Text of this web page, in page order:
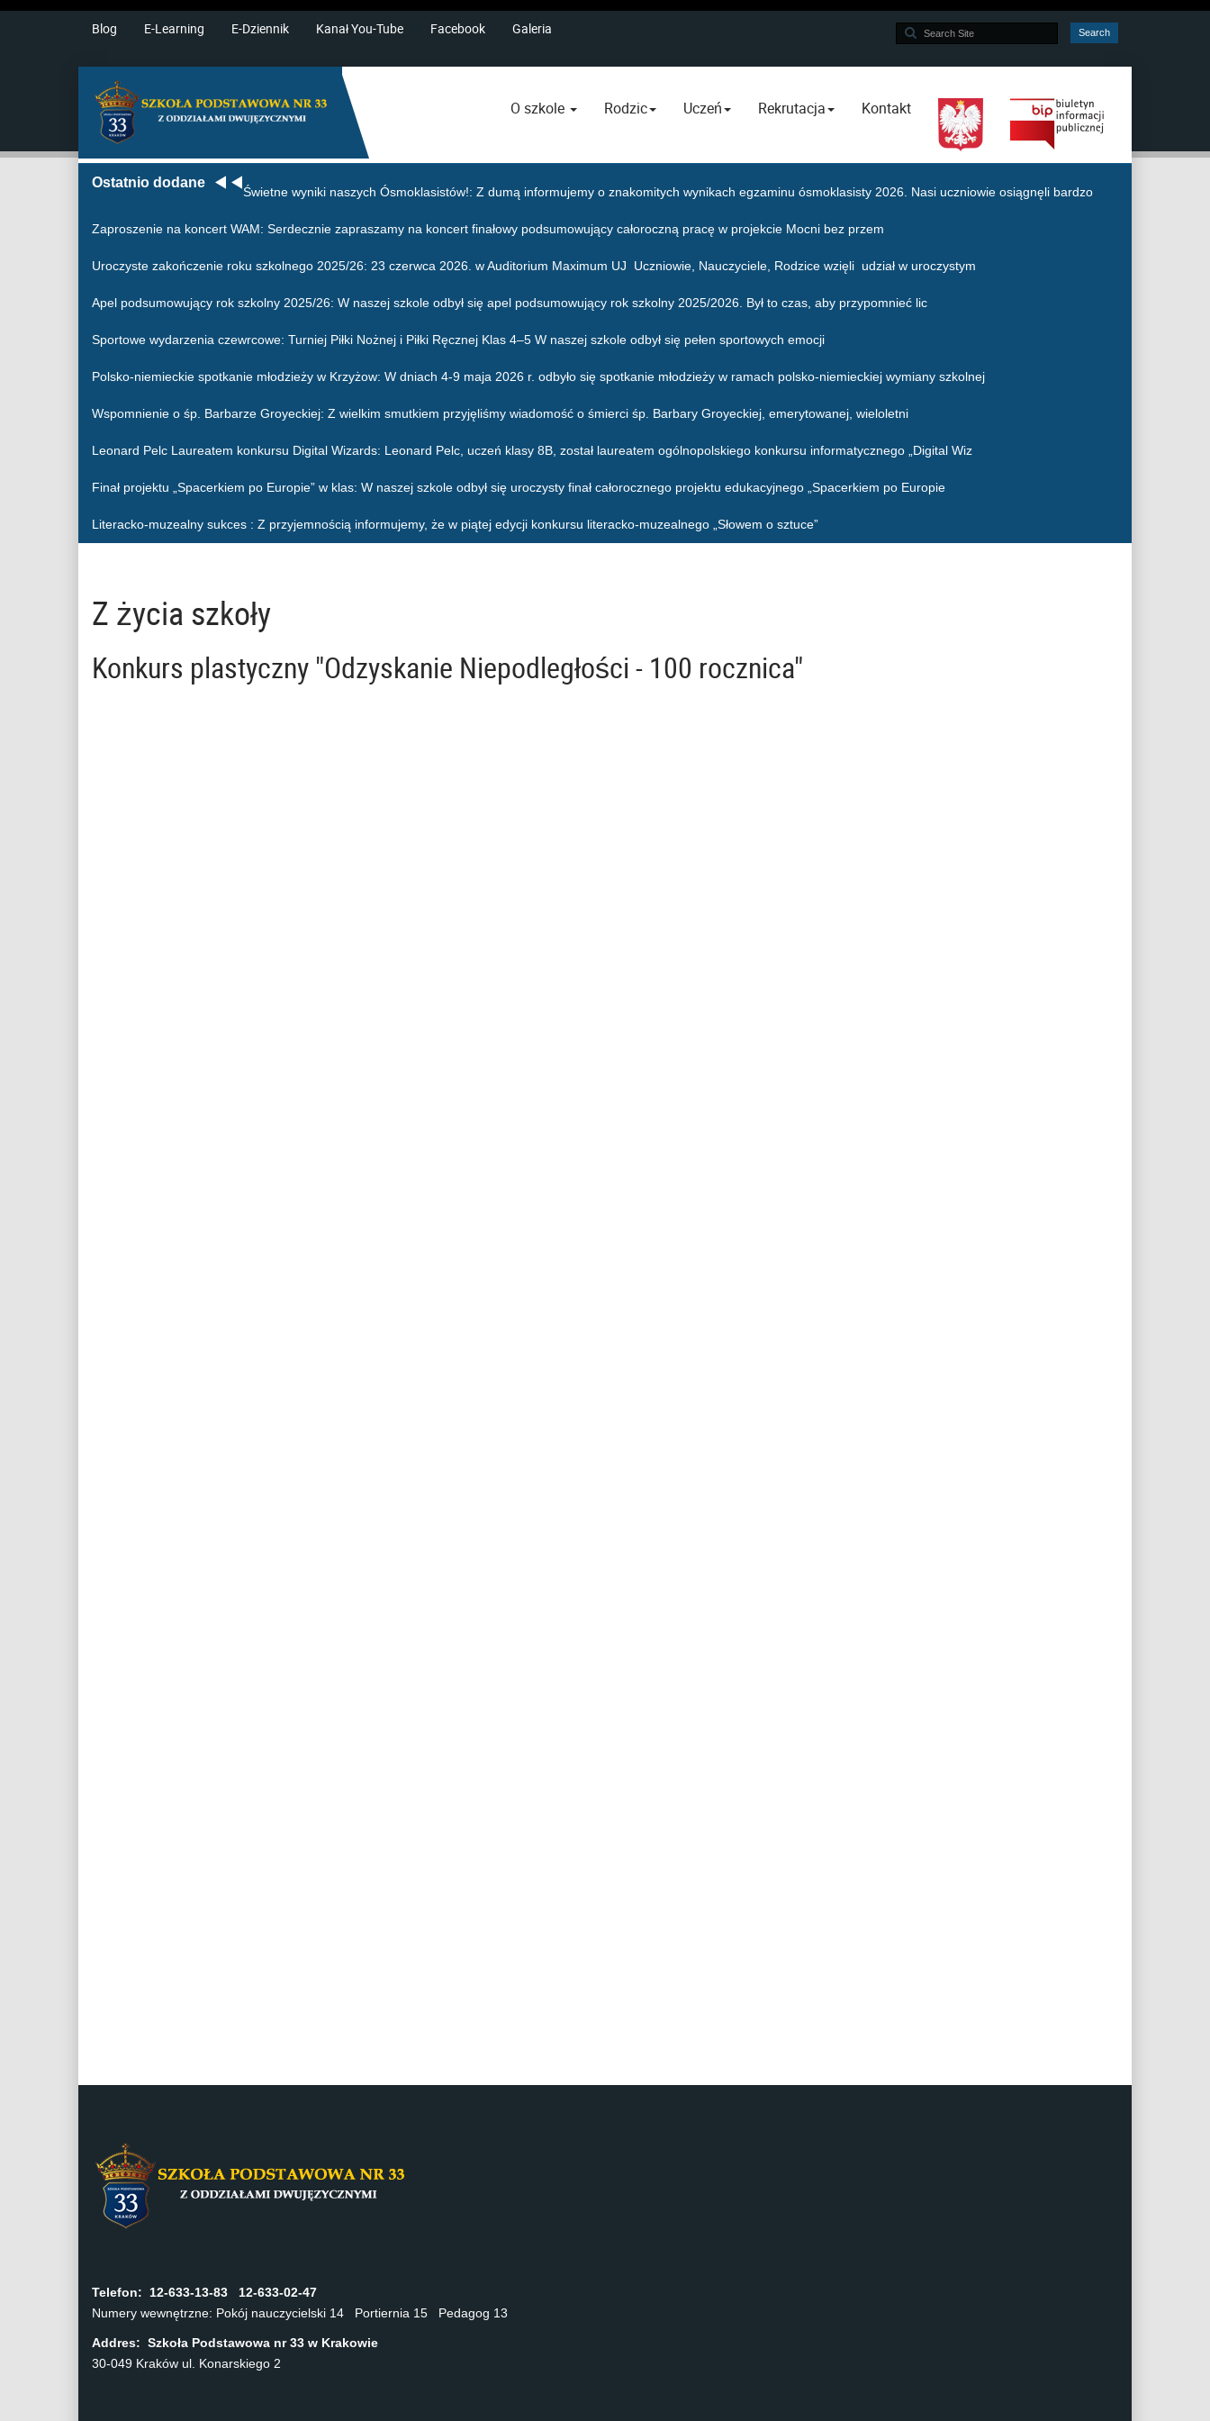
Blog E-Learning E-Dziennik Kanał You-Tube Facebook Galeria
Search
Search
O szkole Rodzic Uczeń Rekrutacja Kontakt
Ostatnio dodane
Świetne wyniki naszych Ósmoklasistów!: Z dumą informujemy o znakomitych wynikach egzaminu ósmoklasisty 2026. Nasi uczniowie osiągnęli bardzo
Zaproszenie na koncert WAM: Serdecznie zapraszamy na koncert finałowy podsumowujący całoroczną pracę w projekcie Mocni bez przem
Uroczyste zakończenie roku szkolnego 2025/26: 23 czerwca 2026. w Auditorium Maximum UJ Uczniowie, Nauczyciele, Rodzice wzięli udział w uroczystym
Apel podsumowujący rok szkolny 2025/26: W naszej szkole odbył się apel podsumowujący rok szkolny 2025/2026. Był to czas, aby przypomnieć lic
Sportowe wydarzenia czewrcowe: Turniej Piłki Nożnej i Piłki Ręcznej Klas 4–5 W naszej szkole odbył się pełen sportowych emocji
Polsko-niemieckie spotkanie młodzieży w Krzyżow: W dniach 4-9 maja 2026 r. odbyło się spotkanie młodzieży w ramach polsko-niemieckiej wymiany szkolnej
Wspomnienie o śp. Barbarze Groyeckiej: Z wielkim smutkiem przyjęliśmy wiadomość o śmierci śp. Barbary Groyeckiej, emerytowanej, wieloletni
Leonard Pelc Laureatem konkursu Digital Wizards: Leonard Pelc, uczeń klasy 8B, został laureatem ogólnopolskiego konkursu informatycznego „Digital Wiz
Finał projektu „Spacerkiem po Europie” w klas: W naszej szkole odbył się uroczysty finał całorocznego projektu edukacyjnego „Spacerkiem po Europie
Literacko-muzealny sukces : Z przyjemnością informujemy, że w piątej edycji konkursu literacko-muzealnego „Słowem o sztuce”
Z życia szkoły
Konkurs plastyczny "Odzyskanie Niepodległości - 100 rocznica"
Telefon:
12-633-13-83 12-633-02-47
Numery wewnętrzne: Pokój nauczycielski 14 Portiernia 15 Pedagog 13
Addres: Szkoła Podstawowa nr 33 w Krakowie
30-049 Kraków ul. Konarskiego 2